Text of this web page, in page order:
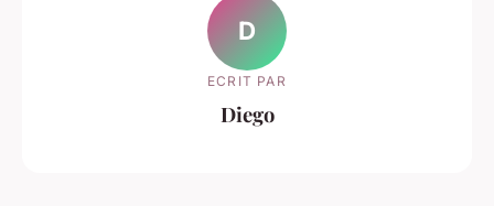
D
ECRIT PAR
Diego